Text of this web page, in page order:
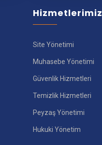
Hizmetlerimiz
Site Yönetimi
Muhasebe Yönetimi
Güvenlik Hizmetleri
Temizlik Hizmetleri
Peyzaş Yönetimi
Hukuki Yönetim